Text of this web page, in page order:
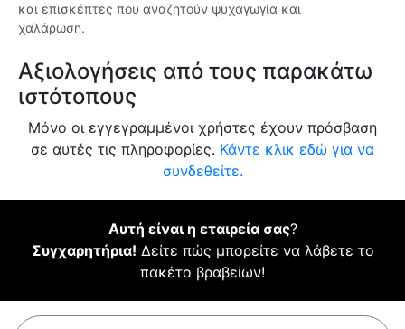
και επισκέπτες που αναζητούν ψυχαγωγία και
χαλάρωση.
Αξιολογήσεις από τους παρακάτω
ιστότοπους
Μόνο οι εγγεγραμμένοι χρήστες έχουν πρόσβαση
σε αυτές τις πληροφορίες. Κάντε κλικ εδώ για να
συνδεθείτε.
Αυτή είναι η εταιρεία σας?
Συγχαρητήρια! Δείτε πώς μπορείτε να λάβετε το
πακέτο βραβείων!